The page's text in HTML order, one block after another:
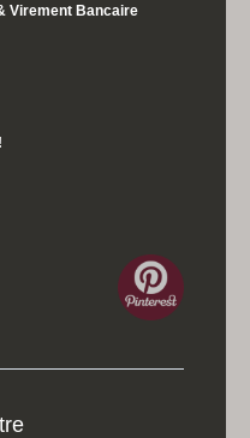
Virement Bancaire